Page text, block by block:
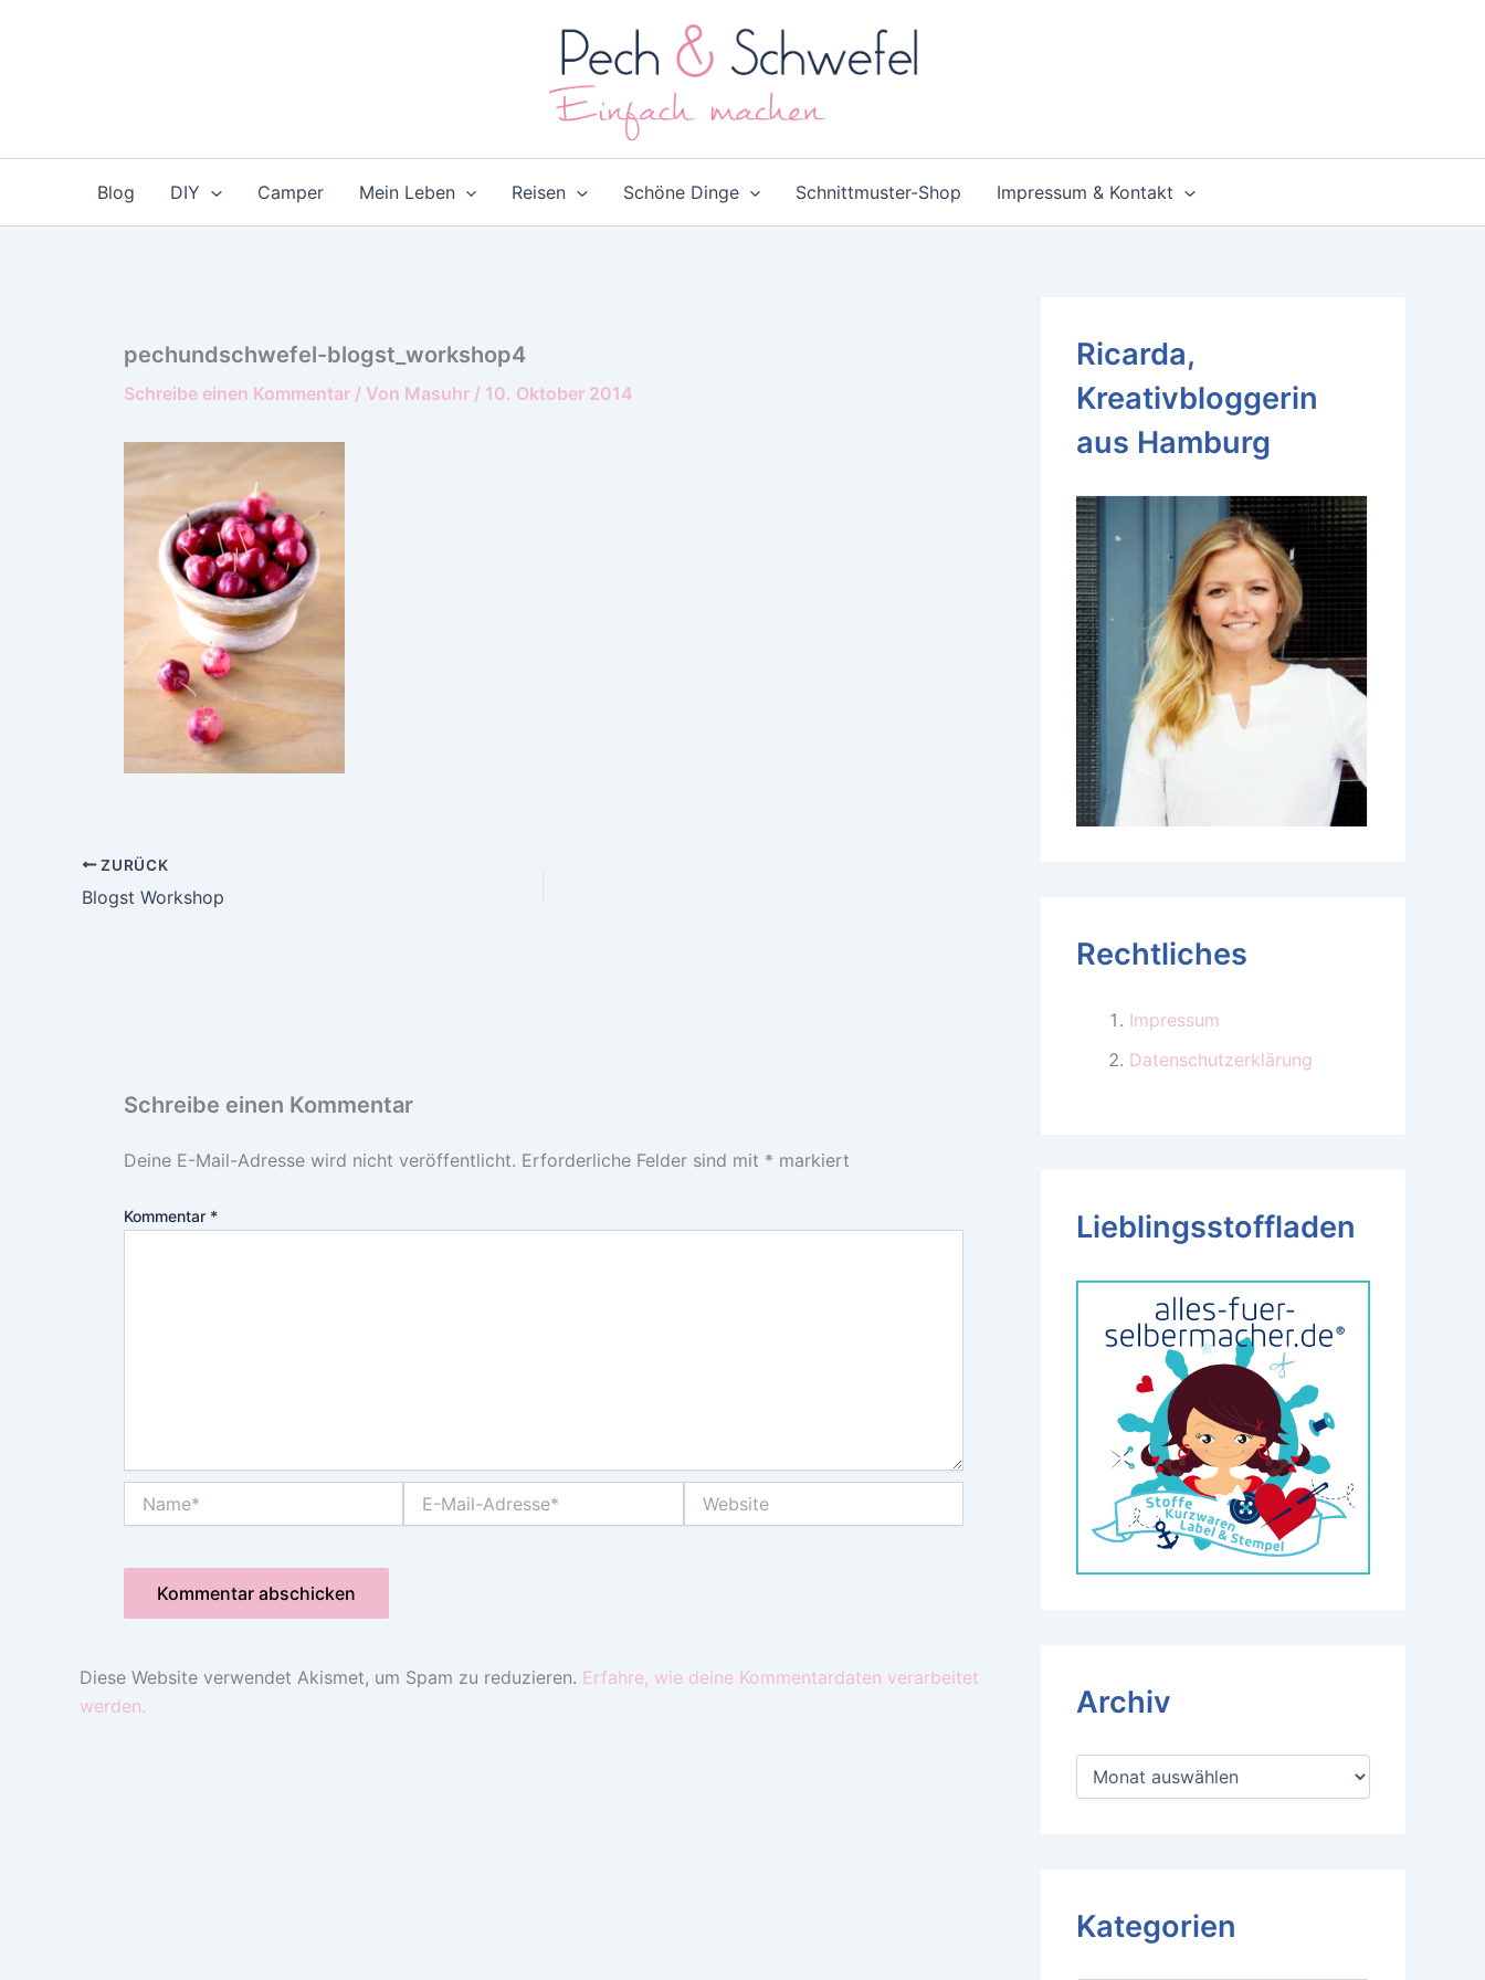
Blog DIY Camper Mein Leben Reisen Schöne Dinge Schnittmuster-Shop Impressum & Kontakt
pechundschwefel-blogst_workshop4
Schreibe einen Kommentar / Von Masuhr / 10. Oktober 2014
ZURÜCK
Blogst Workshop
Schreibe einen Kommentar
Deine E-Mail-Adresse wird nicht veröffentlicht. Erforderliche Felder sind mit * markiert
Kommentar *
Mail-
Diese Website verwendet Akismet, um Spam zu reduzieren. Erfahre, wie deine Kommentardaten verarbeitet
werden.
Ricarda,
Kreativbloggerin
aus Hamburg
Rechtliches
Impressum
Datenschutzerklärung
Lieblingsstoffladen
Archiv
A
Kategorien